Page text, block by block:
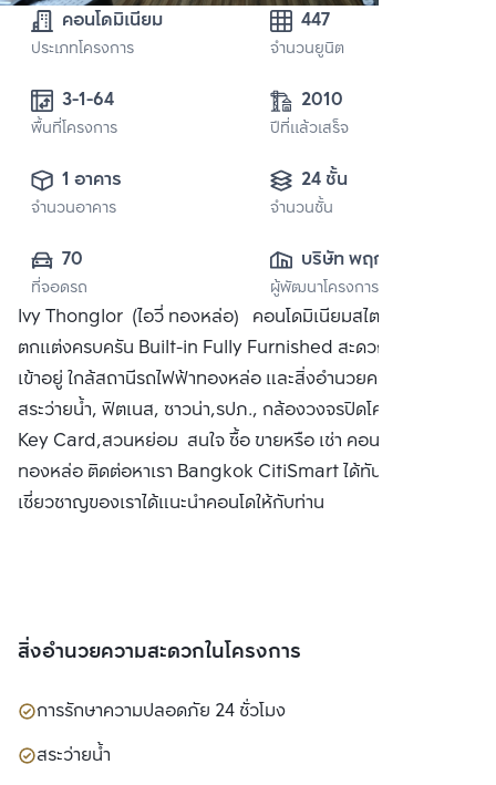
คอนโดมิเนียม
ประเภทโครงการ
447
จำนวนยูนิต
พื้นที่โครงการ
2010
ปีที่แล้วเสร็จ
1 อาคาร
จำนวนอาคาร
24 ชั้น
จำนวนชั้น
70
ที่จอดรถ
บริษัท พฤกษา เรียล
เอสเตท จำกัด
(มหาชน)
ผู้พัฒนาโครงการ
Ivy Thonglor (ไอวี่ ทองหล่อ) คอนโดมิเนียมสไตล์ Art Deco
ตกแต่งครบครัน Built-in Fully Furnished สะดวกสบายพร้อม
เข้าอยู่ ใกล้สถานีรถไฟฟ้าทองหล่อ และสิ่งอำนวยความสะดวก
สระว่ายน้ำ, ฟิตเนส, ซาวน่า,รปภ., กล้องวงจรปิดโครงการ, ประตู
Key Card,สวนหย่อม สนใจ ซื้อ ขายหรือ เช่า คอนโด ไอวี่
ทองหล่อ ติดต่อหาเรา Bangkok CitiSmart ได้ทันที เพื่อให้ผู้
เชี่ยวชาญของเราได้แนะนำคอนโดให้กับท่าน
สิ่งอำนวยความสะดวกในโครงการ
การรักษาความปลอดภัย 24 ชั่วโมง
สระว่ายน้ำ